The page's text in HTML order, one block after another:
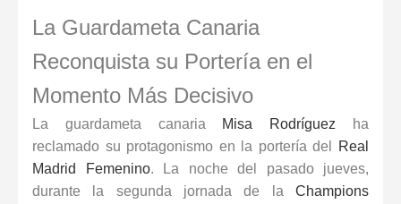
La Guardameta Canaria
Reconquista su Portería en el
Momento Más Decisivo
La guardameta canaria Misa Rodríguez ha
reclamado su protagonismo en la portería del
Real
Madrid Femenino. La noche del pasado jueves,
durante la segunda jornada de la Champions